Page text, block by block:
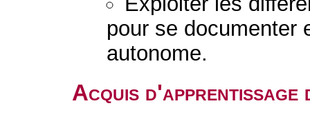
pour se documenter
autonome.
Acquis d'apprentissage